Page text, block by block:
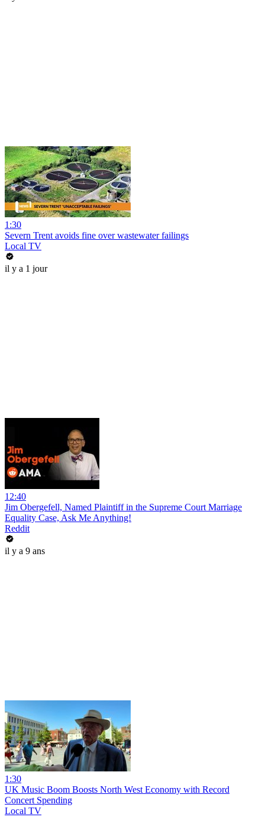
1:30
Severn Trent avoids fine over wastewater failings
Local TV
il y a 1 jour
12:40
Jim Obergefell, Named Plaintiff in the Supreme Court Marriage
Equality Case, Ask Me Anything!
Reddit
il y a 9 ans
1:30
UK Music Boom Boosts North West Economy with Record
Concert Spending
Local TV